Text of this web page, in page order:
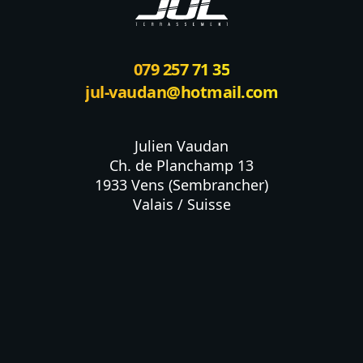
079 257 71 35
jul-vaudan@hotmail.com
Julien Vaudan
Ch. de Planchamp 13
1933 Vens (Sembrancher)
Valais / Suisse